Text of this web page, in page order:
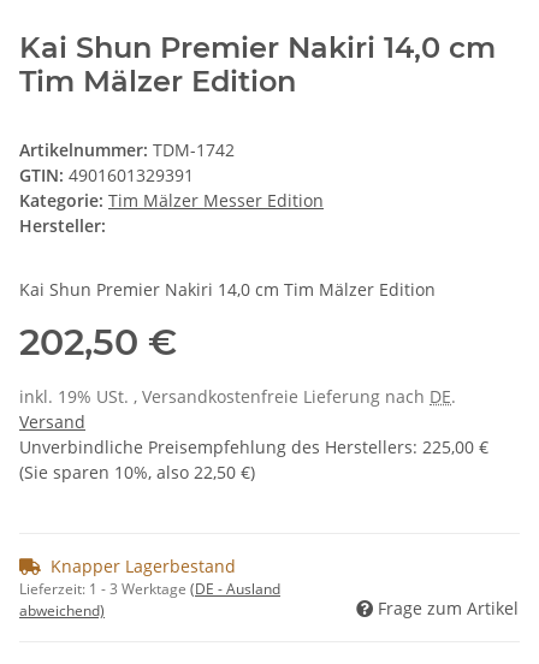
Kai Shun Premier Nakiri 14,0 cm
Tim Mälzer Edition
Artikelnummer: TDM-1742
GTIN: 4901601329391
Kategorie: Tim Mälzer Messer Edition
Hersteller:
Kai Shun Premier Nakiri 14,0 cm Tim Mälzer Edition
202,50 €
inkl. 19% USt. , Versandkostenfreie Lieferung nach DE.
Versand
Unverbindliche Preisempfehlung des Herstellers: 225,00 €
(Sie sparen 10%, also 22,50 €)
Knapper Lagerbestand
Lieferzeit: 1 - 3 Werktage (DE - Ausland
abweichend)
Frage zum Artikel